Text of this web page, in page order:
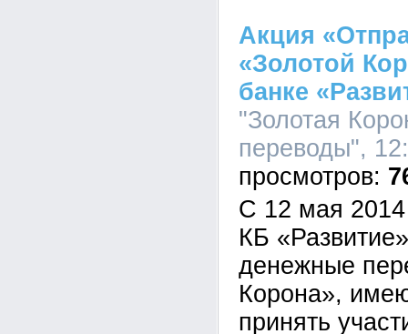
Акция
«Золотой
банке
"Золотая
переводы",
С 12 мая
КБ
денежные
Корона»,
принять